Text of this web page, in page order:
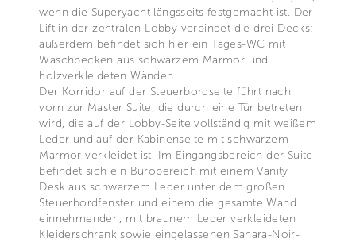
wenn die Superyacht längsseits festgemacht ist. Der
Lift in der zentralen Lobby verbindet die drei Decks;
außerdem befindet sich hier ein Tages-WC mit
Waschbecken aus schwarzem Marmor und
holzverkleideten Wänden.
Der Korridor auf der Steuerbordseite führt nach
vorn zur Master Suite, die durch eine Tür betreten
wird, die auf der Lobby-Seite vollständig mit weißem
Leder und auf der Kabinenseite mit schwarzem
Marmor verkleidet ist. Im Eingangsbereich der Suite
befindet sich ein Bürobereich mit einem Vanity
Desk aus schwarzem Leder unter dem großen
Steuerbordfenster und einem die gesamte Wand
einnehmenden, mit braunem Leder verkleideten
Kleiderschrank sowie eingelassenen Sahara-Noir-